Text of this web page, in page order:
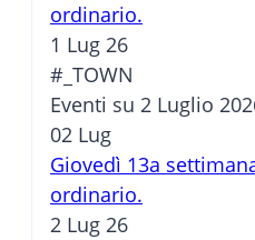
ordinario.
1 Lug 26
#_TOWN
Eventi su 2 Luglio
02 Lug
Giovedì 13a
ordinario.
2 Lug 26